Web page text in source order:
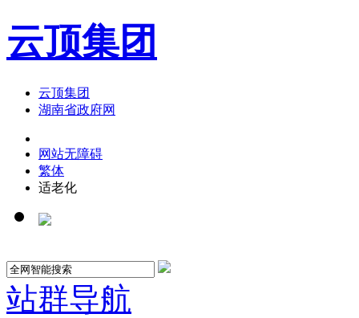
云顶集团
云顶集团
湖南省政府网
网站无障碍
繁体
适老化
站群导航